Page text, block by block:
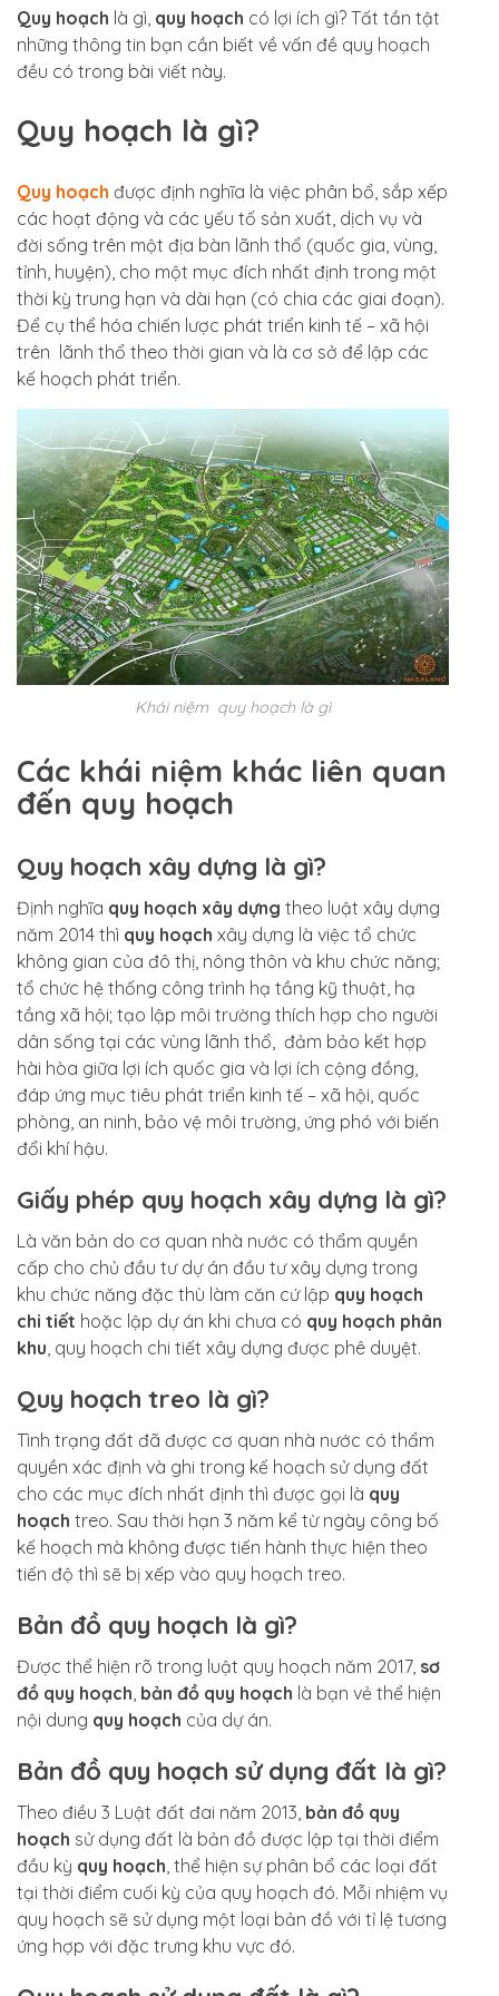
Quy hoạch là gì, quy hoạch có lợi ích gì? Tất tần tật
những thông tin bạn cần biết về vấn đề quy hoạch
đều có trong bài viết này.
Quy hoạch là gì?
Quy hoạch được định nghĩa là việc phân bổ, sắp xếp
các hoạt động và các yếu tố sản xuất, dịch vụ và
đời sống trên một địa bàn lãnh thổ (quốc gia, vùng,
tỉnh, huyện), cho một mục đích nhất định trong một
thời kỳ trung hạn và dài hạn (có chia các giai đoạn).
Để cụ thể hóa chiến lược phát triển kinh tế – xã hội
trên lãnh thổ theo thời gian và là cơ sở để lập các
kế hoạch phát triển.
Khái niệm quy hoạch là gì
Các khái niệm khác liên quan
đến quy hoạch
Quy hoạch xây dựng là gì?
Định nghĩa quy hoạch xây dựng theo luật xây dựng
năm 2014 thì quy hoạch xây dựng là việc tổ chức
không gian của đô thị, nông thôn và khu chức năng;
tổ chức hệ thống công trình hạ tầng kỹ thuật, hạ
tầng xã hội; tạo lập môi trường thích hợp cho người
dân sống tại các vùng lãnh thổ, đảm bảo kết hợp
hài hòa giữa lợi ích quốc gia và lợi ích cộng đồng,
đáp ứng mục tiêu phát triển kinh tế – xã hội, quốc
phòng, an ninh, bảo vệ môi trường, ứng phó với biến
đổi khí hậu.
Giấy phép quy hoạch xây dựng là gì?
Là văn bản do cơ quan nhà nước có thẩm quyền
cấp cho chủ đầu tư dự án đầu tư xây dựng trong
khu chức năng đặc thù làm căn cứ lập quy hoạch
chi tiết hoặc lập dự án khi chưa có quy hoạch phân
khu , quy hoạch chi tiết xây dựng được phê duyệt.
Quy hoạch treo là gì?
Tình trạng đất đã được cơ quan nhà nước có thẩm
quyền xác định và ghi trong kế hoạch sử dụng đất
cho các mục đích nhất định thì được gọi là quy
hoạch treo. Sau thời hạn 3 năm kể từ ngày công bố
kế hoạch mà không được tiến hành thực hiện theo
tiến độ thì sẽ bị xếp vào quy hoạch treo.
Bản đồ quy hoạch là gì?
Được thể hiện rõ trong luật quy hoạch năm 2017, sơ
đồ quy hoạch bản đồ quy hoạch là bạn vẻ thể hiện
nội dung quy hoạch của dự án.
Bản đồ quy hoạch sử dụng đất là gì?
Theo điều 3 Luật đất đai năm 2013, bản đồ quy
hoạch sử dụng đất là bản đồ được lập tại thời điểm
đầu kỳ quy hoạch , thể hiện sự phân bổ các loại đất
tại thời điểm cuối kỳ của quy hoạch đó. Mỗi nhiệm vụ
quy hoạch sẽ sử dụng một loại bản đồ với tỉ lệ tương
ứng hợp với đặc trưng khu vực đó.